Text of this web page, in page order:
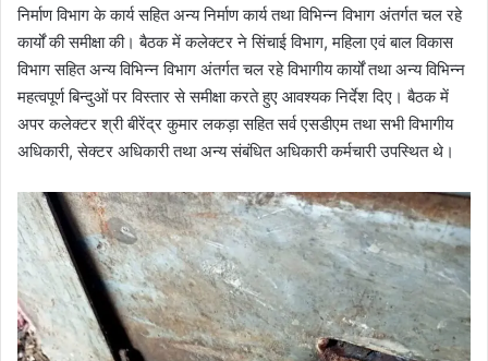
निर्माण विभाग के कार्य सहित अन्य निर्माण कार्य तथा विभिन्न विभाग अंतर्गत चल रहे
कार्यों की समीक्षा की। बैठक में कलेक्टर ने सिंचाई विभाग, महिला एवं बाल विकास
विभाग सहित अन्य विभिन्न विभाग अंतर्गत चल रहे विभागीय कार्यों तथा अन्य विभिन्न
महत्वपूर्ण बिन्दुओं पर विस्तार से समीक्षा करते हुए आवश्यक निर्देश दिए। बैठक में
अपर कलेक्टर श्री बीरेंद्र कुमार लकड़ा सहित सर्व एसडीएम तथा सभी विभागीय
अधिकारी, सेक्टर अधिकारी तथा अन्य संबंधित अधिकारी कर्मचारी उपस्थित थे।